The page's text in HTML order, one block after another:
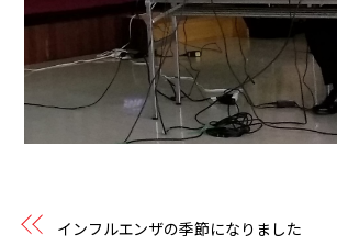
インフルエンザの季節になりました